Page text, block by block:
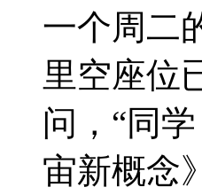
一个周二
里空座位
问，“同
宙新概念